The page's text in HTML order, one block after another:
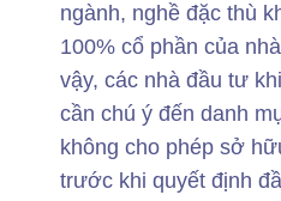
ngành, nghề đặc thù
100% cổ phần của
vậy, các nhà đầu tư
cần chú ý đến danh
không cho phép sở
trước khi quyết định